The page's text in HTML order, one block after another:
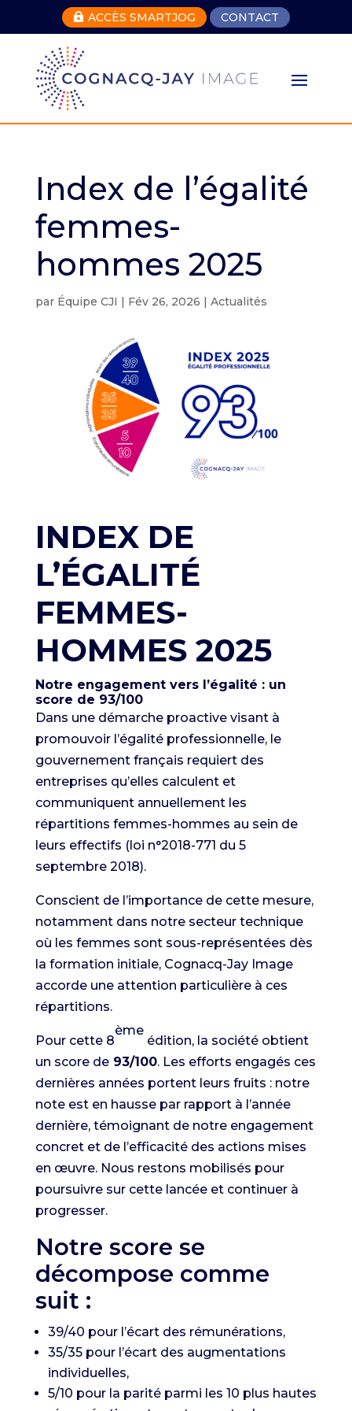
 ACCÈS SMARTJOG CONTACT
Index de l’égalité
femmes-
hommes 2025
par Équipe CJI | Fév 26, 2026 | Actualités
INDEX DE
L’ÉGALITÉ
FEMMES-
HOMMES 2025
Notre engagement vers l’égalité : un
score de 93/100
Dans une démarche proactive visant à
promouvoir l’égalité professionnelle, le
gouvernement français requiert des
entreprises qu’elles calculent et
communiquent annuellement les
répartitions femmes-hommes au sein de
leurs effectifs (loi n°2018-771 du 5
septembre 2018).
Conscient de l’importance de cette mesure,
notamment dans notre secteur technique
où les femmes sont sous-représentées dès
la formation initiale, Cognacq-Jay Image
accorde une attention particulière à ces
répartitions.
Pour cette 8
ème
édition, la société obtient
un score de93/100. Les efforts engagés ces
dernières années portent leurs fruits : notre
note est en hausse par rapport à l’année
dernière, témoignant de notre engagement
concret et de l’efficacité des actions mises
en œuvre. Nous restons mobilisés pour
poursuivre sur cette lancée et continuer à
progresser.
Notre score se
décompose comme
suit :
39/40 pour l’écart des rémunérations,
35/35 pour l’écart des augmentations
individuelles,
5/10 pour la parité parmi les 10 plus hautes